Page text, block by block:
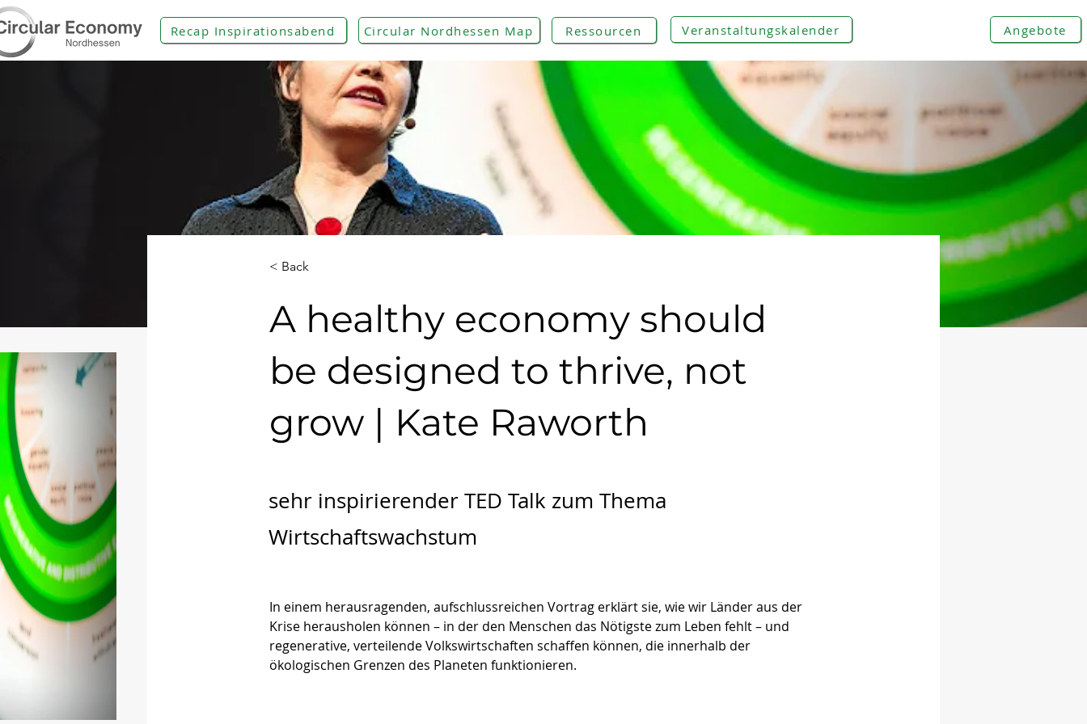
Recap Inspirationsabend Circular Nordhessen Map Ressourcen Veranstaltungskalender Angebote
< Back
A healthy economy should
be designed to thrive, not
grow | Kate Raworth
sehr inspirierender TED Talk zum Thema
Wirtschaftswachstum
In einem herausragenden, aufschlussreichen Vortrag erklärt sie, wie wir Länder aus der
Krise herausholen können – in der den Menschen das Nötigste zum Leben fehlt – und
regenerative, verteilende Volkswirtschaften schaffen können, die innerhalb der
ökologischen Grenzen des Planeten funktionieren.